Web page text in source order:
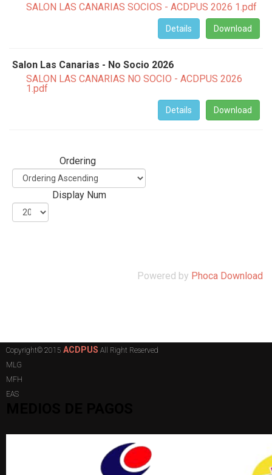
SALON LAS CANARIAS SOCIOS - ACDPUS 2026 1.pdf
Download
Details
Salon Las Canarias - No Socio 2026
SALON LAS CANARIAS NO SOCIO - ACDPUS 2026
1.pdf
Download
Details
Ordering
Display Num
Powered by Phoca Download
Copyright© 2015 ACDPUS All Right Reserved
MLG
MFH
EAS